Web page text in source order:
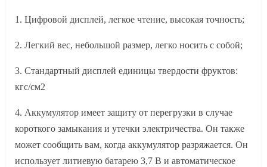
1. Цифровой дисплей, легкое чтение, высокая точность;
2. Легкий вес, небольшой размер, легко носить с собой;
3. Стандартный дисплей единицы твердости фруктов:
кгс/см2
4. Аккумулятор имеет защиту от перегрузки в случае
короткого замыкания и утечки электричества. Он также
может сообщить вам, когда аккумулятор разряжается. Он
использует литиевую батарею 3,7 В и автоматическое